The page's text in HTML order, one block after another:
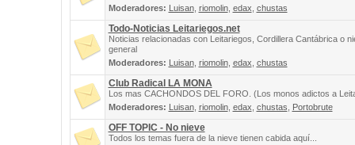
Moderadores: Luisan, riomolin, edax chustas
Todo-Noticias Leitariegos.net
Noticias relacionadas con Leitariegos, Cordillera Cantábrica o
general
Moderadores: Luisan, riomolin, edax chustas
Club Radical LA MONA
Los mas CACHONDOS DEL FORO. (Los monos adictos a
Moderadores: Luisan, riomolin, edax chustas Portobrute
OFF TOPIC - No nieve
Todos los temas fuera de la nieve tienen cabida aquí...